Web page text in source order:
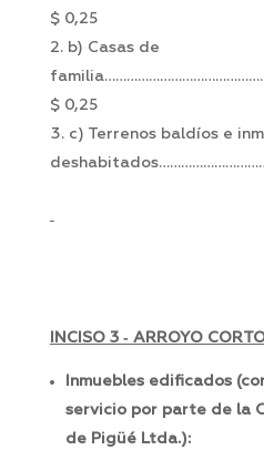
$ 0,25
b) Casas de
$ 0,25
c) Terrenos baldíos e
INCISO 3 ‑ ARROYO
Inmuebles edificados
servicio por parte de la
de Pigüé Ltda.):